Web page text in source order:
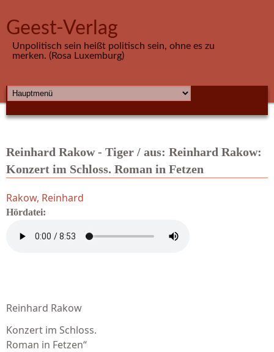
Geest-Verlag
Unpolitisch sein heißt politisch sein, ohne es zu
merken. (Rosa Luxemburg)
HAUPTMENÜ
Reinhard Rakow - Tiger / aus: Reinhard Rakow:
Konzert im Schloss. Roman in Fetzen
Rakow, Reinhard
Hördatei:
Reinhard Rakow
Konzert im Schloss.
Roman in Fetzen“